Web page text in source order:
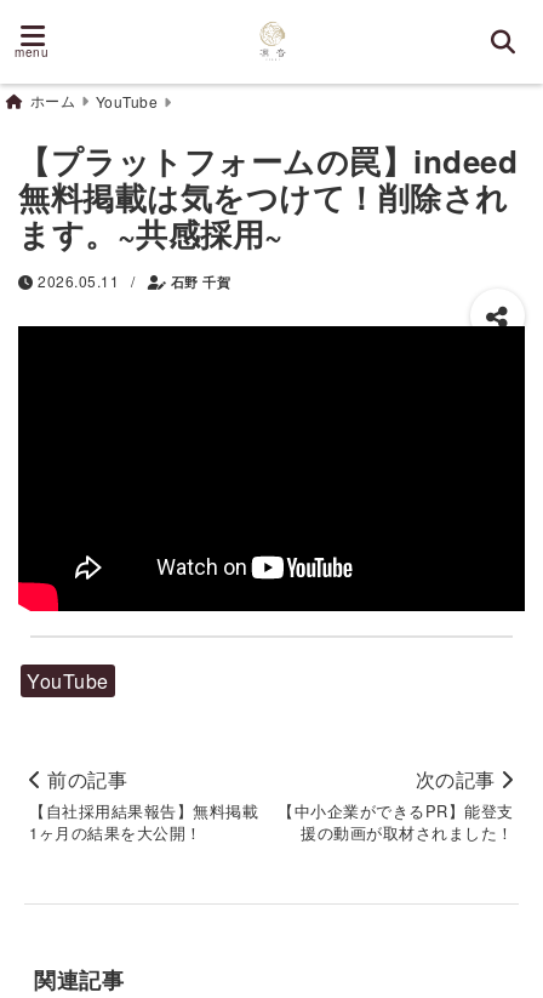
menu
ホーム YouTube
【プラットフォームの罠】indeed
無料掲載は気をつけて！削除され
ます。~共感採用~
2026.05.11 / 石野 千賀
YouTube
前の記事
【自社採用結果報告】無料掲載
1ヶ月の結果を大公開！
次の記事
【中小企業ができるPR】能登支
援の動画が取材されました！
関連記事